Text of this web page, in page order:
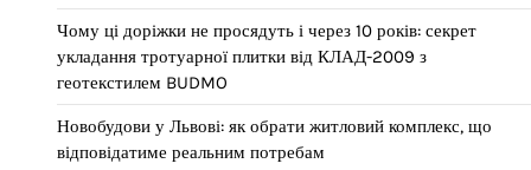
Чому ці доріжки не просядуть і через 10 років: секрет
укладання тротуарної плитки від КЛАД-2009 з
геотекстилем BUDMO
Новобудови у Львові: як обрати житловий комплекс, що
відповідатиме реальним потребам